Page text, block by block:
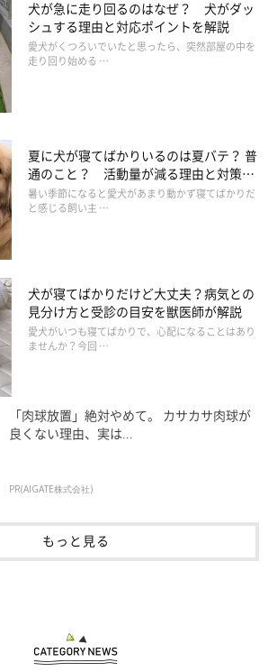
ているとかそっくりとか言われます。自
ませんが、言われるとなぜかうれしいで
子に似ています。少し困ったときにちょ
ョトンと見つめるところがよく似ていま
犬の性格や見た目が飼い主さ
似ることはある？
犬が急に走り回るのはなぜ？ 犬がダッ
シュする理由と対応ポイントを解説
愛犬がくつろいでいたと思ったら、突然部屋の中を
走り回り始める …
夏に犬が寝てばかりいるのは夏バテ？ 普
通のこと？ 活動量が減る理由と対策と
は
暑い季節になると愛犬があまり動かず寝てばかりだ
と感じる飼い主 …
犬が寝てばかりだけど大丈夫？病気との
見分け方と受診の目安を獣医師が解説
愛犬がいつも寝てばかりで、心配になることはあり
ませんか？今回 …
「肉球放置」絶対やめて。 カサカサ肉球が
良くない理由、実は...
PR(AIGATE株式会社)
もっと見る